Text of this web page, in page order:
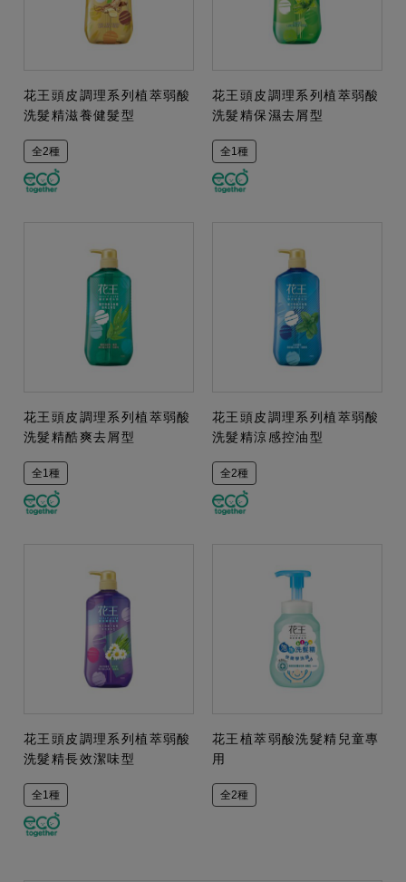
花王頭皮調理系列植萃弱酸
洗髮精滋養健髮型
全2種
花王頭皮調理系列植萃弱酸
洗髮精保濕去屑型
全1種
花王頭皮調理系列植萃弱酸
洗髮精酷爽去屑型
全1種
花王頭皮調理系列植萃弱酸
洗髮精涼感控油型
全2種
花王頭皮調理系列植萃弱酸
洗髮精長效潔味型
全1種
花王植萃弱酸洗髮精兒童專
用
全2種